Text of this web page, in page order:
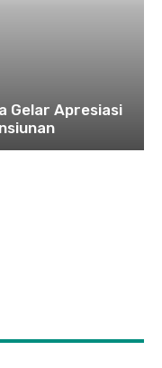
Gelar Apresiasi